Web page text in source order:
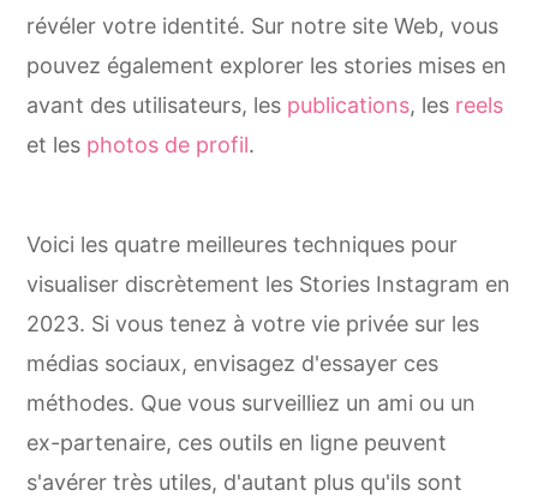
révéler votre identité. Sur notre site Web, vous
pouvez également explorer les stories mises en
avant des utilisateurs, les publications, les reels
et les photos de profil.
Voici les quatre meilleures techniques pour
visualiser discrètement les Stories Instagram en
2023. Si vous tenez à votre vie privée sur les
médias sociaux, envisagez d'essayer ces
méthodes. Que vous surveilliez un ami ou un
ex-partenaire, ces outils en ligne peuvent
s'avérer très utiles, d'autant plus qu'ils sont